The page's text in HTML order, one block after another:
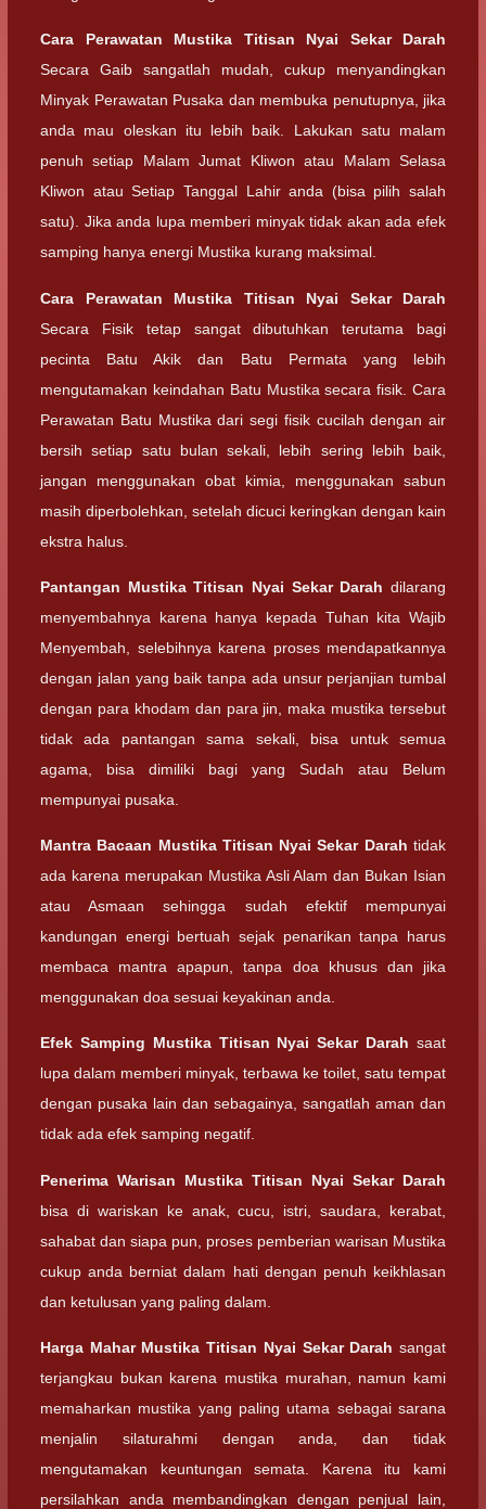
Cara Perawatan Mustika Titisan Nyai Sekar Darah
Secara Gaib sangatlah mudah, cukup menyandingkan
Minyak Perawatan Pusaka dan membuka penutupnya, jika
anda mau oleskan itu lebih baik. Lakukan satu malam
penuh setiap Malam Jumat Kliwon atau Malam Selasa
Kliwon atau Setiap Tanggal Lahir anda (bisa pilih salah
satu). Jika anda lupa memberi minyak tidak akan ada efek
samping hanya energi Mustika kurang maksimal.
Cara Perawatan Mustika Titisan Nyai Sekar Darah
Secara Fisik tetap sangat dibutuhkan terutama bagi
pecinta Batu Akik dan Batu Permata yang lebih
mengutamakan keindahan Batu Mustika secara fisik. Cara
Perawatan Batu Mustika dari segi fisik cucilah dengan air
bersih setiap satu bulan sekali, lebih sering lebih baik,
jangan menggunakan obat kimia, menggunakan sabun
masih diperbolehkan, setelah dicuci keringkan dengan kain
ekstra halus.
Pantangan Mustika Titisan Nyai Sekar Darah dilarang
menyembahnya karena hanya kepada Tuhan kita Wajib
Menyembah, selebihnya karena proses mendapatkannya
dengan jalan yang baik tanpa ada unsur perjanjian tumbal
dengan para khodam dan para jin, maka mustika tersebut
tidak ada pantangan sama sekali, bisa untuk semua
agama, bisa dimiliki bagi yang Sudah atau Belum
mempunyai pusaka.
Mantra Bacaan Mustika Titisan Nyai Sekar Darah tidak
ada karena merupakan Mustika Asli Alam dan Bukan Isian
atau Asmaan sehingga sudah efektif mempunyai
kandungan energi bertuah sejak penarikan tanpa harus
membaca mantra apapun, tanpa doa khusus dan jika
menggunakan doa sesuai keyakinan anda.
Efek Samping Mustika Titisan Nyai Sekar Darah saat
lupa dalam memberi minyak, terbawa ke toilet, satu tempat
dengan pusaka lain dan sebagainya, sangatlah aman dan
tidak ada efek samping negatif.
Penerima Warisan Mustika Titisan Nyai Sekar Darah
bisa di wariskan ke anak, cucu, istri, saudara, kerabat,
sahabat dan siapa pun, proses pemberian warisan Mustika
cukup anda berniat dalam hati dengan penuh keikhlasan
dan ketulusan yang paling dalam.
Harga Mahar Mustika Titisan Nyai Sekar Darah sangat
terjangkau bukan karena mustika murahan, namun kami
memaharkan mustika yang paling utama sebagai sarana
menjalin silaturahmi dengan anda, dan tidak
mengutamakan keuntungan semata. Karena itu kami
persilahkan anda membandingkan dengan penjual lain,